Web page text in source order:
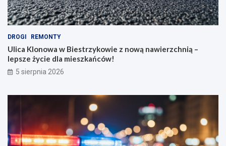
DROGI REMONTY
Ulica Klonowa w Biestrzykowie z nową nawierzchnią –
lepsze życie dla mieszkańców!
5 sierpnia 2026